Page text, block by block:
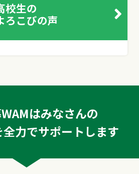
校生の
ろこびの声
はみなさんの
力でサポートします